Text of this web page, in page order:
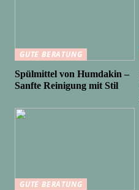
GUTE BERATUNG
Spülmittel von Humdakin –
Sanfte Reinigung mit Stil
GUTE BERATUNG